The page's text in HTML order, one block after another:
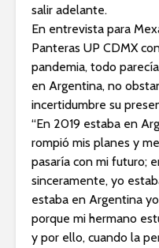
salir adelante.
En entrevista para
Panteras UP CDMX
pandemia, todo
en Argentina, no
incertidumbre su
“En 2019 estaba en
rompió mis planes y
pasaría con mi futuro;
sinceramente, yo
estaba en Argentina
porque mi hermano
y por ello, cuando la